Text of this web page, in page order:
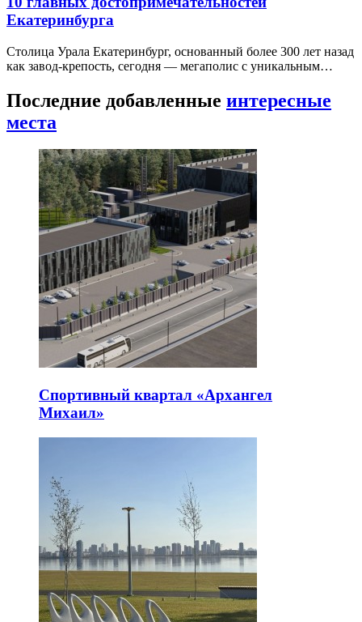
Екатеринбурга
Столица Урала Екатеринбург, основанный более 300 лет назад
как завод-крепость, сегодня — мегаполис с уникальным…
Последние добавленные интересные
места
Спортивный квартал «Архангел
Михаил»